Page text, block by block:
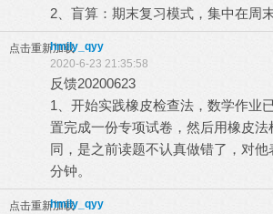
2、盲算：期末复习模式，集中在周末
点击重新加载hmily_qyy
2020-6-23 21:35:58
反馈20200623
1、开始实践橡皮检查法，数学作业
置完成一份专项试卷，然后用橡皮法
同，是之前读题不认真做错了，对
分钟。
点击重新加载hmily_qyy